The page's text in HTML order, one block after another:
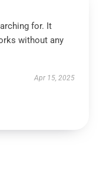
for. It
without any
Apr 15, 2025